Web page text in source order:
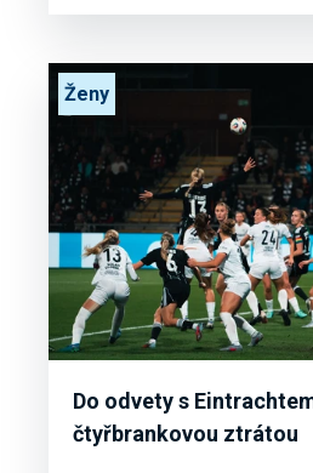
Do odvety s
čtyřbrankovou ztrátou
Ženy